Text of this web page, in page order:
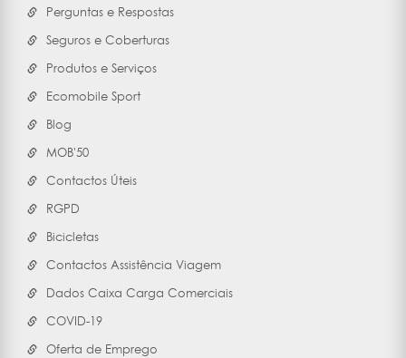
Perguntas e Respostas
Seguros e Coberturas
Produtos e Serviços
Ecomobile Sport
Blog
MOB'50
Contactos Úteis
RGPD
Bicicletas
Contactos Assistência Viagem
Dados Caixa Carga Comerciais
COVID-19
Oferta de Emprego